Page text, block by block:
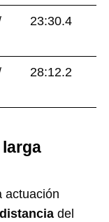
23:30.4
28:12.2
actuación
del